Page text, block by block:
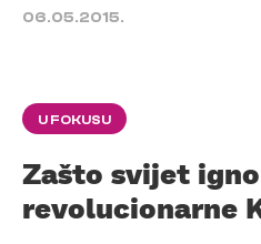
06.05.2015.
U FOKUSU
Zašto svijet
revolucionarne